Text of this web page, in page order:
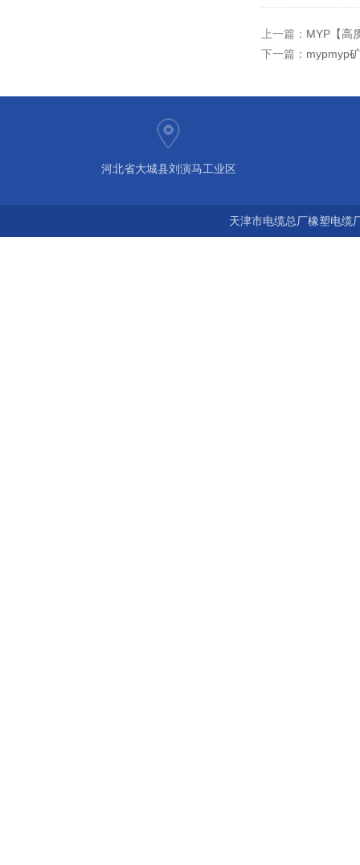
上一篇： MYP【高
下一篇： mypmyp
河北省大城县刘演马工业区
天津市电缆总厂橡塑电